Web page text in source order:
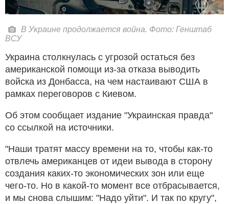
В Украине продолжается война. Фото: Генштаб
ВСУ
Украина столкнулась с угрозой остаться без
американской помощи из-за отказа выводить
войска из Донбасса, на чем настаивают США в
рамках переговоров с Киевом.
Об этом сообщает издание "Украинская правда"
со ссылкой на источники.
"Наши тратят массу времени на то, чтобы как-то
отвлечь американцев от идеи вывода в сторону
создания каких-то экономических зон или еще
чего-то. Но в какой-то момент все отбрасывается,
и мы снова слышим: "Надо уйти". И так по кругу",